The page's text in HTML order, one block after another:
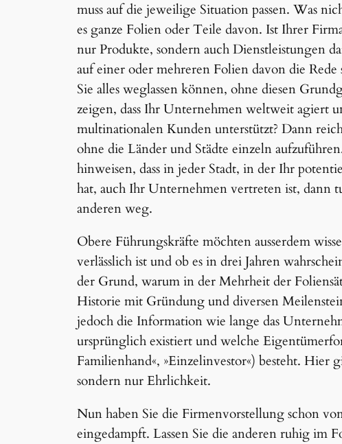
muss auf die jeweilige Situation passen. Was
es ganze Folien oder Teile davon. Ist Ihrer
nur Produkte, sondern auch Dienstleistungen
auf einer oder mehreren Folien davon die
Sie alles weglassen können, ohne diesen
zeigen, dass Ihr Unternehmen weltweit agiert
multinationalen Kunden unterstützt? Dann
ohne die Länder und Städte einzeln
hinweisen, dass in jeder Stadt, in der Ihr
hat, auch Ihr Unternehmen vertreten ist, dann
anderen weg.
Obere Führungskräfte möchten ausserdem
verlässlich ist und ob es in drei Jahren
der Grund, warum in der Mehrheit der
Historie mit Gründung und diversen
jedoch die Information wie lange das
ursprünglich existiert und welche
Familienhand«, »Einzelinvestor«) besteht. Hier
sondern nur Ehrlichkeit.
Nun haben Sie die Firmenvorstellung schon
eingedampft. Lassen Sie die anderen ruhig im